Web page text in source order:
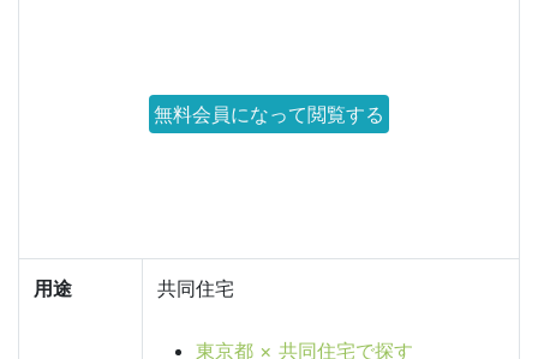
無料会員になって閲覧する
用途 共同住宅
東京都 × 共同住宅で探す